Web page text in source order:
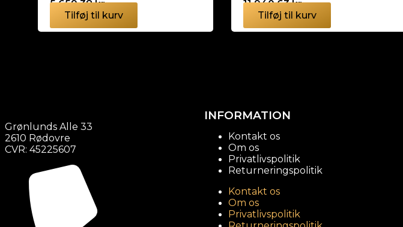
5.659,38kr.
Tilføj til kurv
11.940,63kr.
Tilføj til kurv
Grønlunds Alle 33
2610 Rødovre
CVR: 45225607
INFORMATION
Kontakt os
Om os
Privatlivspolitik
Returneringspolitik
Kontakt os
Om os
Privatlivspolitik